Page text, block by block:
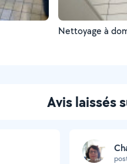
Nettoyage à
Avis laissés